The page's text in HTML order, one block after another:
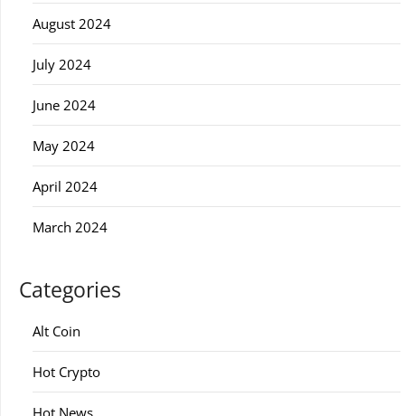
August 2024
July 2024
June 2024
May 2024
April 2024
March 2024
Categories
Alt Coin
Hot Crypto
Hot News